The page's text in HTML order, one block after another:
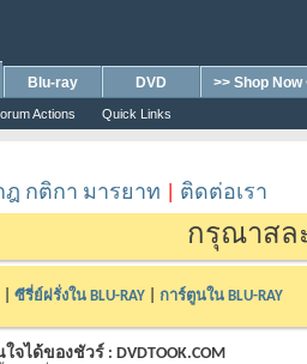
Actions Quick Links
Blu-ray DVD >> Shop Now
ฎ กติกา มารยาท ติดต่อเรา
กรุณาสล
ซีรี่ย์ฝรั่งใน BLU-RAY การ์ตูนใน BLU-RAY
จได้ของชัวร์ : DVDTOOK.COM